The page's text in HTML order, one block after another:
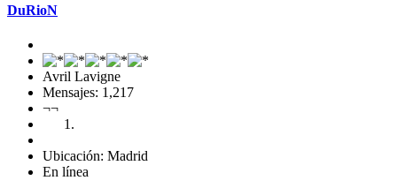
DuRioN
Avril Lavigne
Mensajes: 1,217
¬¬
Ubicación: Madrid
En línea